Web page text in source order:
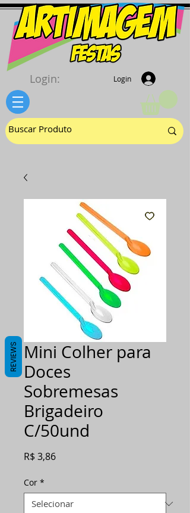
Login
Login:
Mini Colher para
Doces
Sobremesas
Brigadeiro
C/50und
R$ 3,86Preço
Cor *
REVIEWS